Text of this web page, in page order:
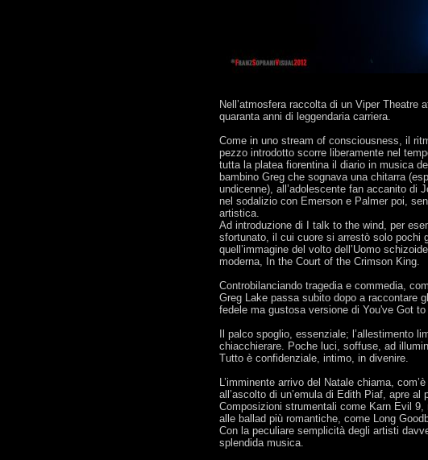
Nell’atmosfera raccolta di un Viper
quaranta anni di leggendaria carriera.
Come in uno stream of consciousness, il
pezzo introdotto scorre liberamente nel
tutta la platea fiorentina il diario in musica
bambino Greg che sognava una chitarra
undicenne), all’adolescente fan accanito di
nel sodalizio con Emerson e Palmer poi,
artistica.
Ad introduzione di I talk to the wind, per
sfortunato, il cui cuore si arrestò solo pochi
quell’immagine del volto dell’Uomo
moderna, In the Court of the Crimson King.
Controbilanciando tragedia e commedia,
Greg Lake passa subito dopo a raccontare
fedele ma gustosa versione di You've Got to
Il palco spoglio, essenziale; l’allestimento
chiacchierare. Poche luci, soffuse, ad
Tutto è confidenziale, intimo, in divenire.
L’imminente arrivo del Natale chiama,
all’ascolto di un’emula di Edith Piaf, apre
Composizioni strumentali come Karn Evil
alle ballad più romantiche, come Long
Con la peculiare semplicità degli artisti
splendida musica.